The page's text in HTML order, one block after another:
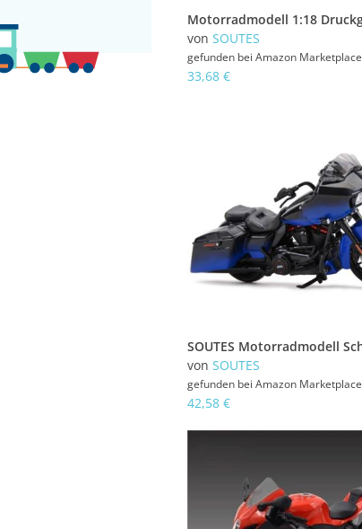
von SOUTES
gefunden bei Amazon Marketplace
33,68 €
von SOUTES
gefunden bei Amazon Marketplace
42,58 €